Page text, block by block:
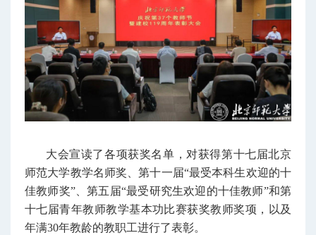
大会宣读了各项获奖名单，对获得第十七届北京
师范大学教学名师奖、第十一届“最受本科生欢迎的十
佳教师奖”、第五届“最受研究生欢迎的十佳教师”和第
十七届青年教师教学基本功比赛获奖教师奖项，以及
年满30年教龄的教职工进行了表彰。